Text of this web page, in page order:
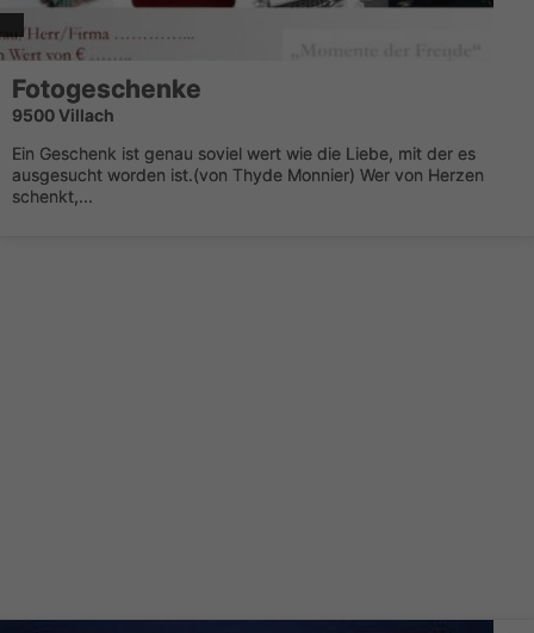
Fotogeschenke
9500 Villach
Ein Geschenk ist genau soviel wert wie die Liebe, mit der es
ausgesucht worden ist.(von Thyde Monnier) Wer von Herzen
schenkt,...